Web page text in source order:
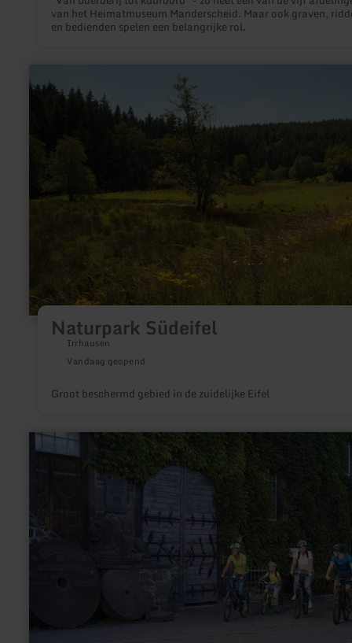
van het Heimatmuseum Manderscheid. Maar ook graven,
en bedienden spelen een belangrijke rol.
Naturpark Südeifel
Irrhausen
Vandaag geopend
Groot beschermd gebied in de zuidelijke Eifel
informatie
meer
informatie
Vulkanschleife